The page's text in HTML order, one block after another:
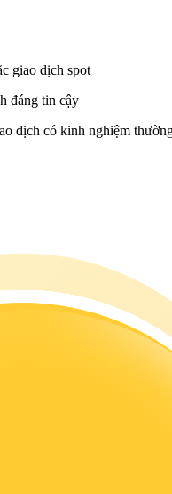
giao dịch spot
đáng tin cậy
dịch có kinh nghiệm